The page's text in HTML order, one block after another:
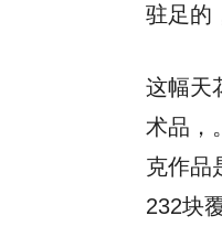
驻足的
这幅天
术品，
克作品
232块